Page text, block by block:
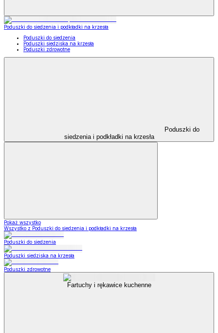
Poduszki do siedzenia i podkładki na krzesła
Poduszki do siedzenia
Poduszki siedziska na krzesła
Poduszki zdrowotne
Poduszki do
siedzenia i podkładki na krzesła
Pokaż wszystko
Wszystko z Poduszki do siedzenia i podkładki na krzesła
Poduszki do siedzenia
Poduszki siedziska na krzesła
Poduszki zdrowotne
Fartuchy i rękawice kuchenne